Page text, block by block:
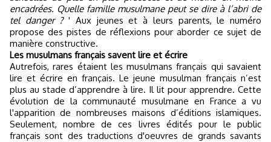
encadrées. Quelle famille musulmane peut se dire à l’abri de
tel danger ?' Aux jeunes et à leurs parents, le numéro
propose des pistes de réflexions pour aborder ce sujet de
manière constructive.
Les musulmans français savent lire et écrire
Autrefois, rares étaient les musulmans français qui savaient
lire et écrire en français. Le jeune musulman français n’est
plus au stade d’apprendre à lire. Il lit pour apprendre. Cette
évolution de la communauté musulmane en France a vu
l'apparition de nombreuses maisons d’éditions islamiques.
Seulement, nombre de ces livres édités pour le public
français sont des traductions d'oeuvres de grands savants